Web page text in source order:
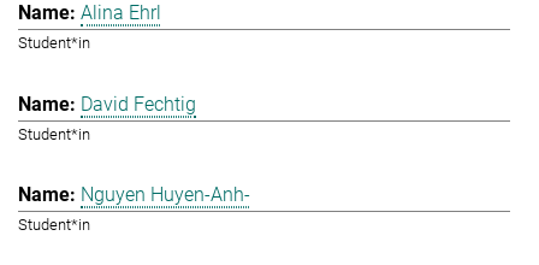
Alina Ehrl
Student*in
David Fechtig
Student*in
Nguyen Huyen-Anh-
Student*in